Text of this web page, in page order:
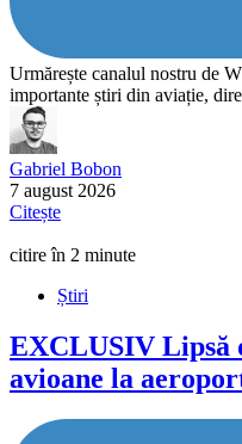
Urmărește canalul nostru de
importante știri din aviație,
Gabriel Bobon
7 august 2026
Citește
citire în 2 minute
Știri
EXCLUSIV Lipsă
avioane la